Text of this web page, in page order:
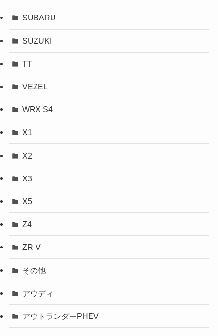
SUBARU
SUZUKI
TT
VEZEL
WRX S4
X1
X2
X3
X5
Z4
ZR-V
その他
アウディ
アウトランダーPHEV